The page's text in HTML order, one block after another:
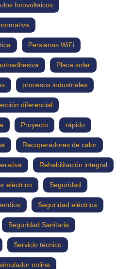
fotovoltaicos
Persianas WiFi
Placa solar
procesos industriales
diferencial
Proyecto rápido
Recuperadores de calor
Rehabilitación integral
eléctrico Seguridad
Seguridad eléctrica
Seguridad Sanitaria
Servicio técnico
simulador online